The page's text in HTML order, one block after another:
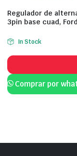
Regulador de
3pin base cuad,
In Stock
Comprar por